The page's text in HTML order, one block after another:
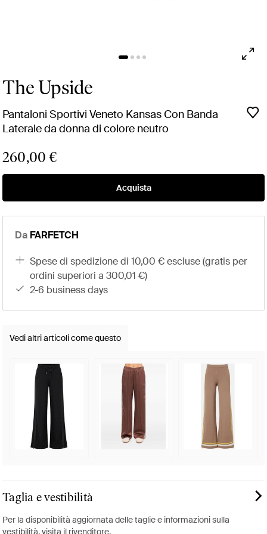
The Upside
Pantaloni Sportivi Veneto Kansas Con Banda
Laterale da donna di colore neutro
260,00 €
Acquista
Da FARFETCH
spese di spedizione di 10,00 € escluse (gratis per
ordini superiori a 300,01 €)
2-6 business days
Vedi altri articoli come questo
Taglia e vestibilità
Per la disponibilità aggiornata delle taglie e informazioni sulla
vestibilità, visita il rivenditore.